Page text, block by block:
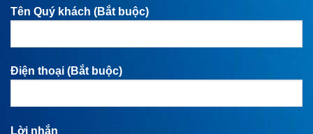
Tên Quý khách (Bắt buộc)
Điện thoại (Bắt buộc)
Lời nhắn